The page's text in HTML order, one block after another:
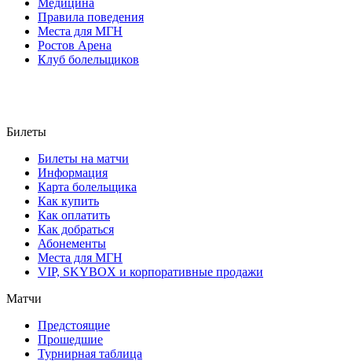
Правила поведения
Места для МГН
Ростов Арена
Клуб болельщиков
Билеты
Билеты на матчи
Информация
Карта болельщика
Как купить
Как оплатить
Как добраться
Абонементы
Места для МГН
VIP, SKYBOX и корпоративные продажи
Матчи
Предстоящие
Прошедшие
Турнирная таблица